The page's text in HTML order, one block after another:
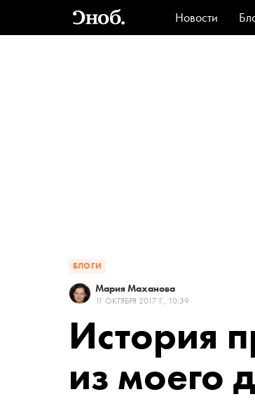
Новости
БЛОГИ
Мария Маханова
11 ОКТЯБРЯ 2017 Г., 10:39
История
из моего